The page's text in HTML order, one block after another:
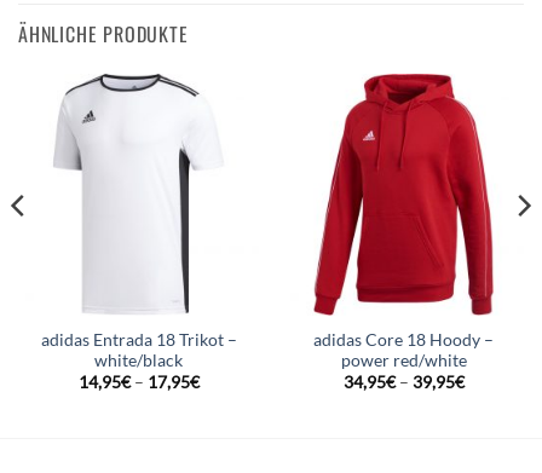
ÄHNLICHE PRODUKTE
adidas Entrada 18 Trikot –
white/black
14,95€– 17,95€
adidas Core 18 Hoody –
power red/white
34,95€– 39,95€